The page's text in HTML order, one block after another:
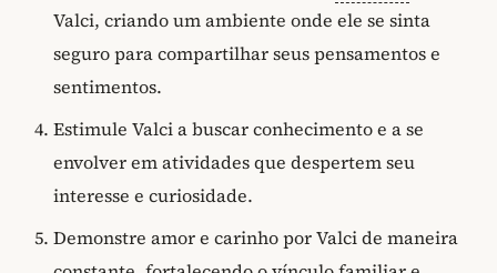
Valci, criando um ambiente onde ele se sinta
seguro para compartilhar seus pensamentos e
sentimentos.
Estimule Valci a buscar conhecimento e a se
envolver em atividades que despertem seu
interesse e curiosidade.
Demonstre amor e carinho por Valci de maneira